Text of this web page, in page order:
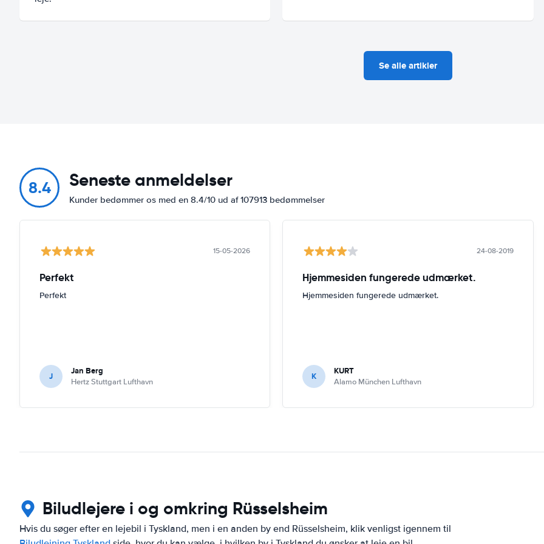
Se alle artikler
8.4 Seneste anmeldelser
Kunder bedømmer os med en 8.4/10 ud af 107913 bedømmelser
15-05-2026
Perfekt
Perfekt
J Jan Berg
Hertz Stuttgart Lufthavn
24-08-2019
Hjemmesiden fungerede udmærket.
Hjemmesiden fungerede udmærket.
K KURT
Alamo München Lufthavn
Biludlejere i og omkring Rüsselsheim
Hvis du søger efter en lejebil i Tyskland, men i en anden by end Rüsselsheim, klik venligst igennem til